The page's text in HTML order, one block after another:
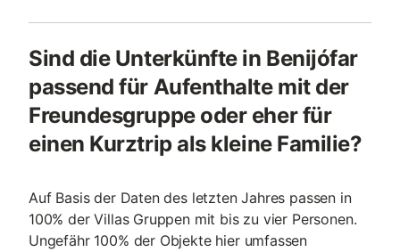
Sind die Unterkünfte in Benijófar
passend für Aufenthalte mit der
Freundesgruppe oder eher für
einen Kurztrip als kleine Familie?
Auf Basis der Daten des letzten Jahres passen in
100% der Villas Gruppen mit bis zu vier Personen.
Ungefähr 100% der Objekte hier umfassen